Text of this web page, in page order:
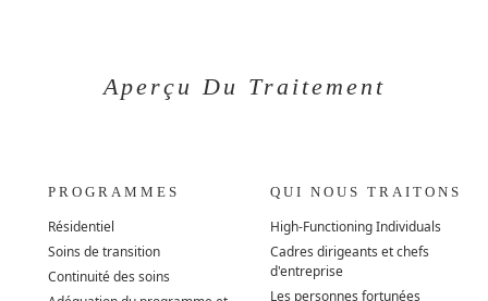
Aperçu Du Traitement
PROGRAMMES
Résidentiel
Soins de transition
Continuité des soins
QUI NOUS TRAITONS
High-Functioning Individuals
Cadres dirigeants et chefs
d'entreprise
Les personnes fortunées